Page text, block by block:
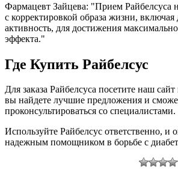
Фармацевт Зайцева: "Прием Райбелсуса
с корректировкой образа жизни,
активность, для достижения
эффекта."
Где Купить Райбелсус
Для заказа Райбелсуса посетите наш сайт
вы найдете лучшие предложения и
проконсультироваться со специалистами.
Используйте Райбелсус ответственно, и
надежным помощником в борьбе с